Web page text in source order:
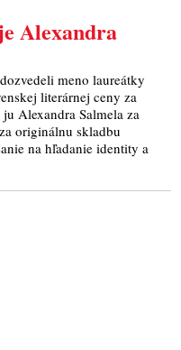
Alexandra
meno laureátky
literárnej ceny za
Alexandra Salmela za
originálnu skladbu
na hľadanie identity a